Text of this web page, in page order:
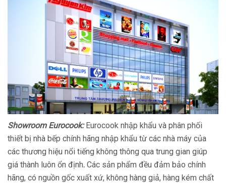
Showroom Eurocook:Eurocook nhập khẩu và phân phối
thiết bị nhà bếp chính hãng nhập khẩu từ các nhà máy của
các thương hiệu nổi tiếng không thông qua trung gian giúp
giá thành luôn ổn định. Các sản phẩm đều đảm bảo chính
hãng, có nguồn gốc xuất xứ, không hàng giả, hàng kém chất